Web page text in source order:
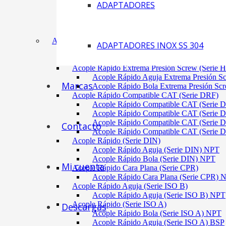
ADAPTADORES
ADAPTADORES INOX SS 304
Marcas
Contacto
Mi cuenta
Descargas
Acoplamiento Tipo Neumático Fenaflex (TYRE)
ACÓPLES RÁPIDOS
Acople Rápido Aguja Extrema Presión (Serie
Acople Rápido Extrema Presión Screw (Serie
Acople Rápido Aguja Extrema Presión
Acople Rápido Bola Extrema Presión
Acople Rápido Compatible CAT (Serie DRF)
Acople Rápido Compatible CAT (Serie
Acople Rápido Compatible CAT (Serie
Acople Rápido Compatible CAT (Serie
Acople Rápido Compatible CAT (Serie
Acople Rápido (Serie DIN)
Acople Rápido Aguja (Serie DIN) NPT
Acople Rápido Bola (Serie DIN) NPT
Acople Rápido Cara Plana (Serie CPR)
Acople Rápido Cara Plana (Serie CPR)
Acople Rápido Aguja (Serie ISO B)
Acople Rápido Aguja (Serie ISO B) NPT
Acople Rápido (Serie ISO A)
Acople Rápido Bola (Serie ISO A) NPT
Acople Rápido Aguja (Serie ISO A) BSP